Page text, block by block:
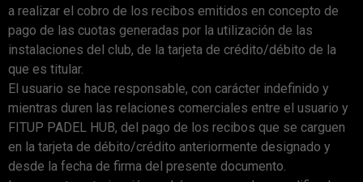
a realizar el cobro de los recibos emitidos en concepto de
pago de las cuotas generadas por la utilización de las
instalaciones del club, de la tarjeta de crédito/débito de la
que es titular.
El usuario se hace responsable, con carácter indefinido y
mientras duren las relaciones comerciales entre el usuario y
FITUP PADEL HUB, del pago de los recibos que se carguen
en la tarjeta de débito/crédito anteriormente designado y
desde la fecha de firma del presente documento.